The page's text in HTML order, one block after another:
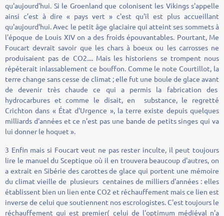
qu'aujourd'hui. Si le Groenland que colonisent les Vikings s'appelle
ainsi c’est à dire « pays vert » c'est qu'il est plus accueillant
qu'aujourd'hui. Avec le petit âge glaciaire qui atteint ses sommets à
l'époque de Louis XIV on a des froids épouvantables. Pourtant, Me
Foucart devrait savoir que les chars à boeux ou les carrosses ne
produisaient pas de CO2.... Mais les historiens se trompent nous
répéterait inlassablement ce bouffon. Comme le note Courtillot, la
terre change sans cesse de climat ; elle fut une boule de glace avant
de devenir très chaude ce qui a permis la fabrication des
hydrocarbures et comme le disait, en substance, le regretté
Crichton dans « État d'Urgence », la terre existe depuis quelques
milliards d'années et ce n'est pas une bande de petits singes qui va
lui donner le hoquet ».
3 Enfin mais si Foucart veut ne pas rester inculte, il peut toujours
lire le manuel du Sceptique où il en trouvera beaucoup d'autres, on
a extrait en Sibérie des carottes de glace qui portent une mémoire
du climat vieille de plusieurs centaines de milliers d'années : elles
établissent bien un lien ente CO2 et réchauffement mais ce lien est
inverse de celui que soutiennent nos escrologistes. C'est toujours le
réchauffement qui est premier( celui de l'optimum médiéval n'a